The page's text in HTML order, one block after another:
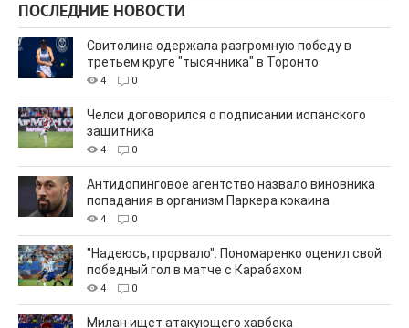
ПОСЛЕДНИЕ НОВОСТИ
Свитолина одержала разгромную победу в
третьем круге "тысячника" в Торонто
4 0
Челси договорился о подписании испанского
защитника
4 0
Антидопинговое агентство назвало виновника
попадания в организм Паркера кокаина
4 0
"Надеюсь, прорвало": Пономаренко оценил свой
победный гол в матче с Карабахом
4 0
Милан ищет атакующего хавбека